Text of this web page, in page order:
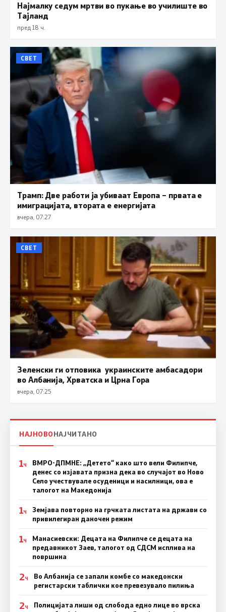
Најмалку седум мртви во пукање во училиште во
Тајланд
пред 18 ч.
СВЕТ
Трамп: Две работи ја убиваат Европа – првата е
имиграцијата, втората е енергијата
вчера, 07:27
СВЕТ
Зеленски ги отповика украинските амбасадори
во Албанија, Хрватска и Црна Гора
вчера, 07:25
НАЈНОВОНАЈЧИТАНО
1Ч
ВМРО-ДПМНЕ: „Детето“ како што вели Филипче,
денес со изјавата призна дека во случајот во Ново
Село учествувале осуденици и насилници, ова е
талогот на Македонија
1Ч
Земјава повторно на грчката листата на држави со
привилегиран даночен режим
1Ч
Манасиевски: Децата на Филипче се децата на
предавникот Заев, талогот од СДСМ исплива на
површина
2Ч
Во Албанија се запали комбе со македонски
регистарски таблички кое превезувало пилиња
2Ч
Полицијата лиши од слобода едно лице во врска